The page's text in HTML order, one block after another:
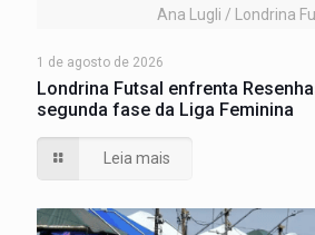
Ana Lugli / Londrina
1 de agosto de 2026
Londrina Futsal enfrenta
segunda fase da Liga Feminina
Leia mais